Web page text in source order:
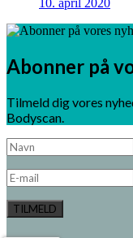
10. april 2020
Abonner på
Tilmeld dig vores
Bodyscan.
TILMELD